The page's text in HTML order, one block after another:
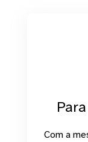
Com a